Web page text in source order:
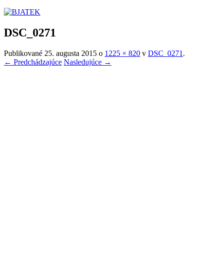
DSC_0271
Publikované 25. augusta 2015 o 1225 × 820 v DSC_0271 .
← Predchádzajúce Nasledujúce →